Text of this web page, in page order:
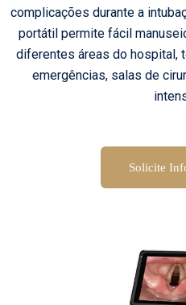
complicações durante a
portátil permite fácil
diferentes áreas do hospital,
emergências, salas de
Solicite